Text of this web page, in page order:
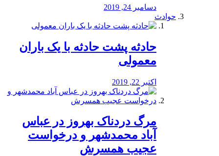
دسامبر 24, 2019
حوادث
️حادثه پشت حادثه با یک باران
معمولی
اکتبر 22, 2019
مرگ دردناک بهروز در عباس
آباد محمدشهر و درخواست
عجیب همسرش